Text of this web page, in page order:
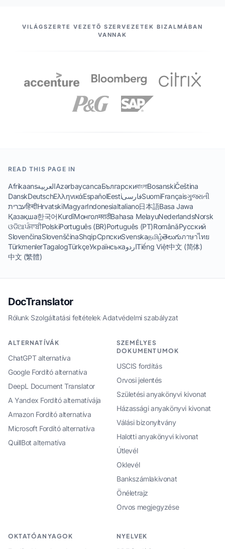
PARTNEREINK
VILÁGSZERTE VEZETŐ SZERVEZETEK BIZALMÁBAN
VANNAK
READ THIS PAGE IN
AfrikaansالعربيةAzərbaycancaБългарскиবাংলাBosanskiČeština
DanskDeutschΕλληνικάEspañolEestiفارسیSuomiFrançaisગુજરાતી
עבריתहिन्दीHrvatskiMagyarIndonesiaItaliano日本語Basa Jawa
Қазақша한국어KurdîМонголमराठीBahasa MelayuNederlandsNorsk
ଓଡିଆਪੰਜਾਬੀPolskiPortuguês (BR)Português (PT)RomânăРусский
SlovenčinaSlovenščinaShqipСрпскиSvenskaதமிழ்తెలుగుภาษาไทย
TürkmenlerTagalogTürkçeУкраїнськаاردوTiếng Việt中文 (简体)
中文 (繁體)
DocTranslator
Rólunk·Szolgáltatási feltételek·Adatvédelmi szabályzat
ALTERNATÍVÁK
ChatGPT alternatíva
Google Fordító alternatíva
DeepL Document Translator
A Yandex Fordító alternatívája
Amazon Fordító alternatíva
Microsoft Fordító alternatíva
QuillBot alternatíva
SZEMÉLYES
DOKUMENTUMOK
USCIS fordítás
Orvosi jelentés
Születési anyakönyvi kivonat
Házassági anyakönyvi kivonat
Válási bizonyítvány
Halotti anyakönyvi kivonat
Útlevél
Oklevél
Bankszámlakivonat
Önéletrajz
Orvos megjegyzése
OKTATÓANYAGOK NYELVEK